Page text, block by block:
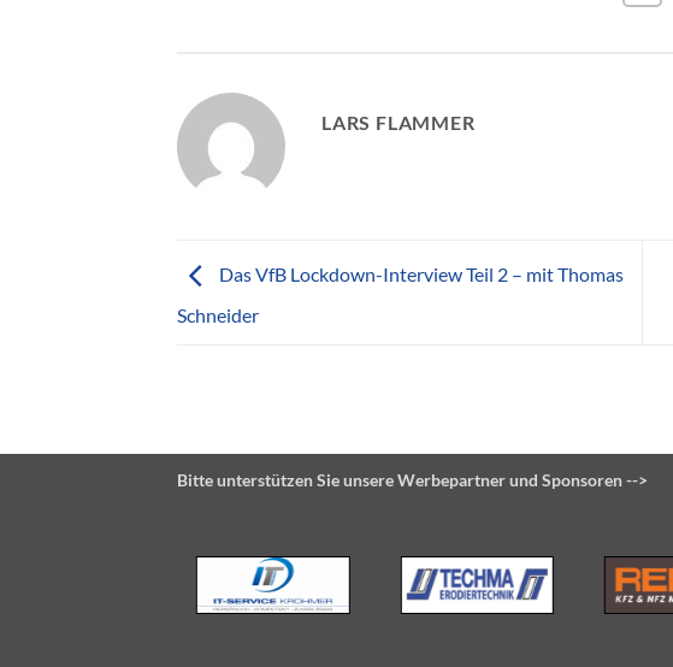
LARS FLAMMER
Das VfB Lockdown-Interview Teil 2 – mit Thomas
Schneider
Bitte unterstützen Sie unsere Werbepartner und Sponsoren -->